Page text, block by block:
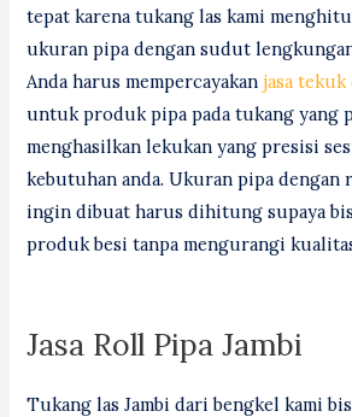
tepat karena tukang las kami
ukuran pipa dengan sudut
Anda harus mempercayakanjasa tekuk
untuk produk pipa pada tukang yang
menghasilkan lekukan yang presisi
kebutuhan anda. Ukuran pipa dengan
ingin dibuat harus dihitung supaya
produk besi tanpa mengurangi
Jasa Roll Pipa Jambi
Tukang las Jambi dari bengkel kami